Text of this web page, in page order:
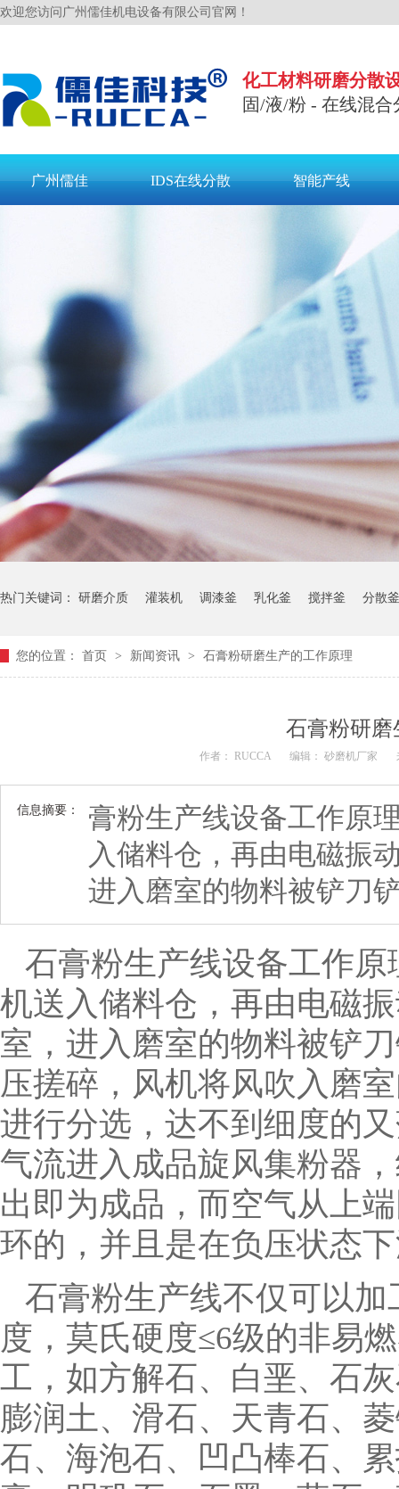
欢迎您访问广州儒佳机电设备有限公司官网！
化工材料研磨分
固/液/粉 - 在线混
广州儒佳 IDS在线分散 智能产线
热门关键词： 研磨介质 灌装机 调漆釜 乳化釜 搅拌釜 分散釜
您的位置： 首页 > 新闻资讯 > 石膏粉研磨生产的工作原理
石膏粉研
作者： RUCCA 编辑： 砂磨机厂家
信息摘要：
膏粉生产线设备工作原
入储料仓，再由电磁振
进入磨室的物料被铲刀
石膏粉生产线设备工作
机送入储料仓，再由电磁
室，进入磨室的物料被铲
压搓碎，风机将风吹入磨
进行分选，达不到细度的
气流进入成品旋风集粉器
出即为成品，而空气从上
环的，并且是在负压状态
石膏粉生产线不仅可以
度，莫氏硬度≤6级的非易
工，如方解石、白垩、石
膨润土、滑石、天青石、
石、海泡石、凹凸棒石、